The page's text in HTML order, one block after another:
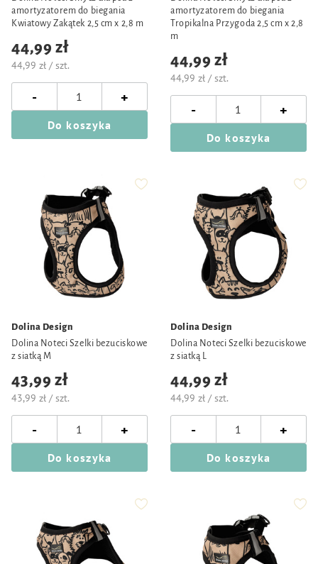
amortyzatorem do biegania
Kwiatowy Zakątek 2,5 cm x 2,8 m
44,99 zł
44,99 zł / szt.
- +
Do koszyka
amortyzatorem do biegania
Tropikalna Przygoda 2,5 cm x 2,8
m
44,99 zł
44,99 zł / szt.
- +
Do koszyka
Dolina Design
Dolina Noteci Szelki bezuciskowe
z siatką M
43,99 zł
43,99 zł / szt.
- +
Do koszyka
Dolina Design
Dolina Noteci Szelki bezuciskowe
z siatką L
44,99 zł
44,99 zł / szt.
- +
Do koszyka